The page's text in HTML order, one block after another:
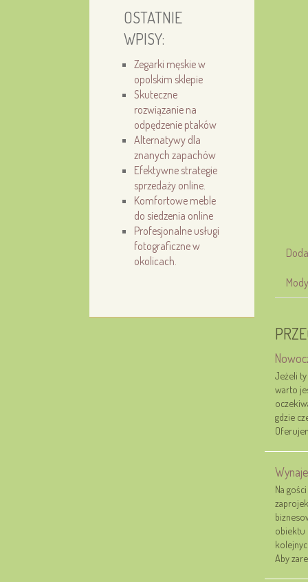
OSTATNIE
WPISY:
Zegarki męskie w
opolskim sklepie
Skuteczne
rozwiązanie na
odpędzenie ptaków
Alternatywy dla
znanych zapachów
Efektywne strategie
sprzedaży online.
Komfortowe meble
do siedzenia online
Profesjonalne usługi
fotograficzne w
okolicach.
Jeżeli
warto
gdzie
Na
obiektu
Aby